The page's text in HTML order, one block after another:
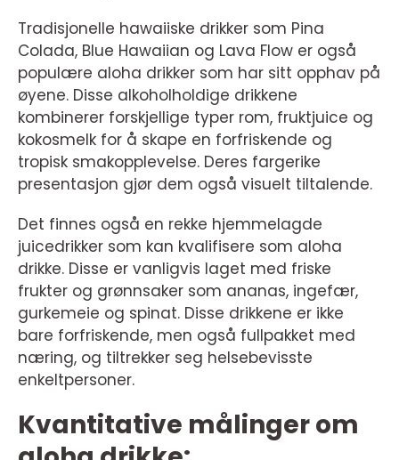
Tradisjonelle hawaiiske drikker som Pina
Colada, Blue Hawaiian og Lava Flow er også
populære aloha drikker som har sitt opphav på
øyene. Disse alkoholholdige drikkene
kombinerer forskjellige typer rom, fruktjuice og
kokosmelk for å skape en forfriskende og
tropisk smakopplevelse. Deres fargerike
presentasjon gjør dem også visuelt tiltalende.
Det finnes også en rekke hjemmelagde
juicedrikker som kan kvalifisere som aloha
drikke. Disse er vanligvis laget med friske
frukter og grønnsaker som ananas, ingefær,
gurkemeie og spinat. Disse drikkene er ikke
bare forfriskende, men også fullpakket med
næring, og tiltrekker seg helsebevisste
enkeltpersoner.
Kvantitative målinger om